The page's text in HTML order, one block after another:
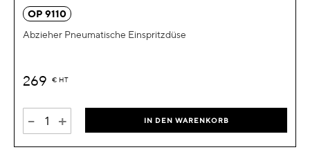
OP 9110
Abzieher Pneumatische Einspritzdüse
269 € HT
- + IN DEN WARENKORB